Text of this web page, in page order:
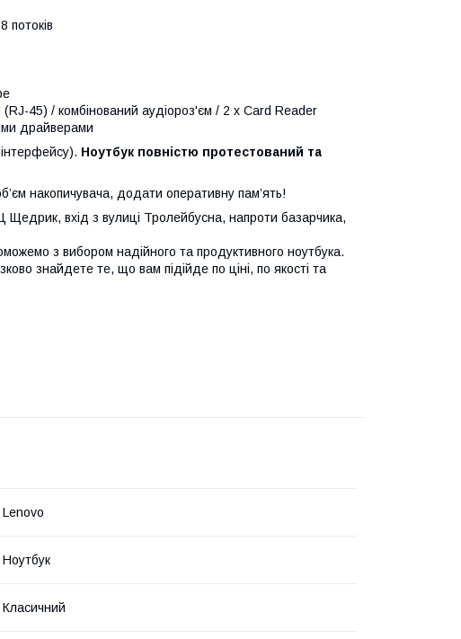
потоків
45) / комбінований аудіороз'єм / 2 x Card Reader
драйверами
Ноутбук повністю протестований та
накопичувача, додати оперативну пам’ять!
вхід з вулиці Тролейбусна, напроти базарчика,
з вибором надійного та продуктивного ноутбука.
знайдете те, що вам підійде по ціні, по якості та
Lenovo
Ноутбук
Класичний